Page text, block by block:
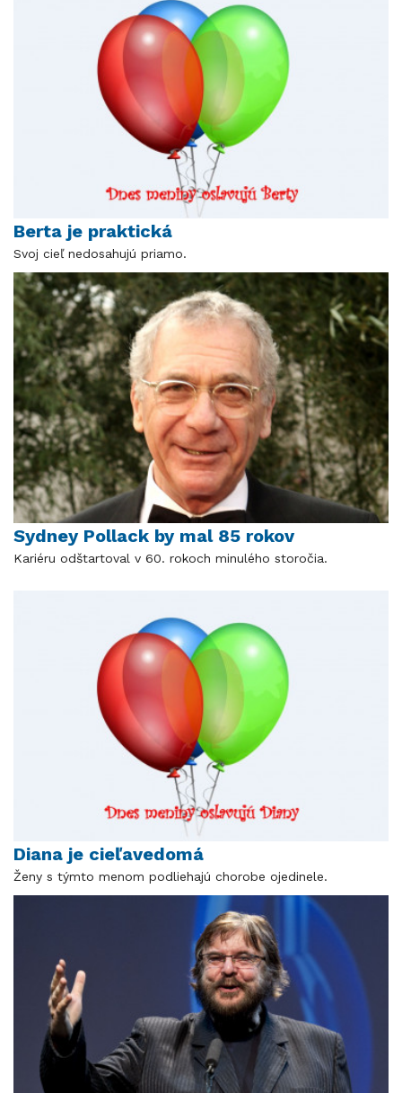
Berta je praktická
Svoj cieľ nedosahujú priamo.
Sydney Pollack by mal 85 rokov
Kariéru odštartoval v 60. rokoch minulého storočia.
Diana je cieľavedomá
Ženy s týmto menom podliehajú chorobe ojedinele.